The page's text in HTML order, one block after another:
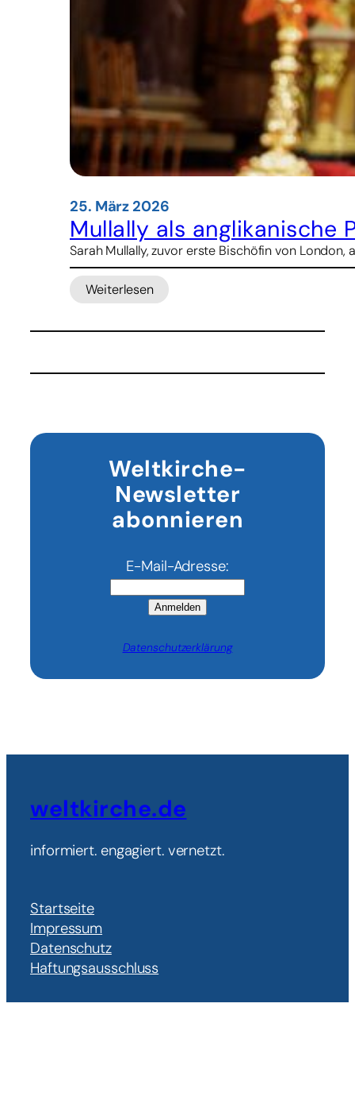
25. März 2026
Mullally als anglikanische
Sarah Mullally, zuvor erste Bischöfin von
Weiterlesen
:
als
Weltkirche-
Newsletter
abonnieren
E-Mail-Adresse:
Anmelden
Datenschutzerklärung
weltkirche.de
informiert. engagiert. vernetzt.
Startseite
Impressum
Datenschutz
Haftungsausschluss